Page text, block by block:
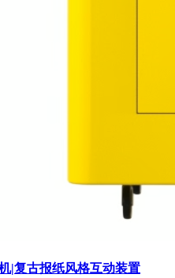
|复古报纸风格互动装置